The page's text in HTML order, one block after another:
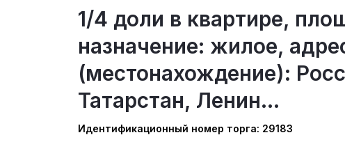
1/4 доли в квартире,
назначение: жилое,
(местонахождение):
Татарстан, Ленин...
Идентификационный номер торга: 29183